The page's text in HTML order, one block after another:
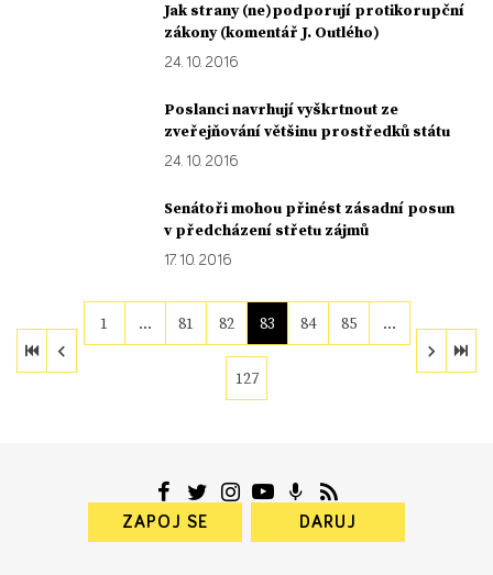
Jak strany (ne)podporují protikorupční
zákony (komentář J. Outlého)
24. 10. 2016
Poslanci navrhují vyškrtnout ze
zveřejňování většinu prostředků státu
24. 10. 2016
Senátoři mohou přinést zásadní posun
v předcházení střetu zájmů
17. 10. 2016
1 … 81 82 83 84 85 …
127
ZAPOJ SE DARUJ